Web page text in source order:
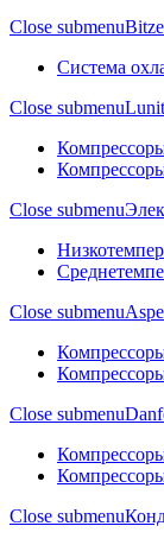
Close submenu
Система
Close submenu
Close submenu
Close submenu
Close submenu
Close submenu